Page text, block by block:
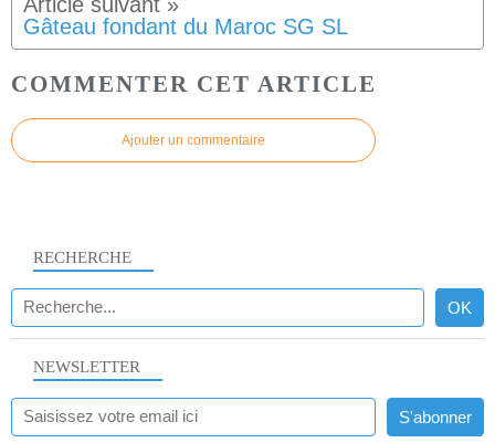
Gâteau fondant du Maroc SG SL
COMMENTER CET ARTICLE
Ajouter un commentaire
NEWSLETTER
RECHERCHE